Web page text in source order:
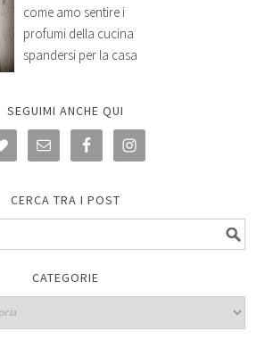
come amo sentire i
profumi della cucina
spandersi per la casa
SEGUIMI ANCHE QUI
CERCA TRA I POST
CATEGORIE